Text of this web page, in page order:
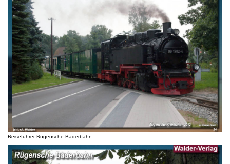
Reiseführer Rügensche Bäderbahn